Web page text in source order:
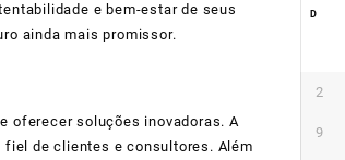
e bem-estar de seus
ainda mais promissor.
oferecer soluções inovadoras. A
de clientes e consultores. Além
D
2
9